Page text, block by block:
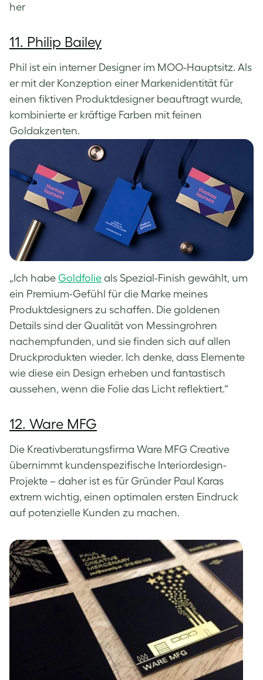
her
11. Philip Bailey
Phil ist ein interner Designer im MOO-Hauptsitz. Als
er mit der Konzeption einer Markenidentität für
einen fiktiven Produktdesigner beauftragt wurde,
kombinierte er kräftige Farben mit feinen
Goldakzenten.
„Ich habe Goldfolie als Spezial-Finish gewählt, um
ein Premium-Gefühl für die Marke meines
Produktdesigners zu schaffen. Die goldenen
Details sind der Qualität von Messingrohren
nachempfunden, und sie finden sich auf allen
Druckprodukten wieder. Ich denke, dass Elemente
wie diese ein Design erheben und fantastisch
aussehen, wenn die Folie das Licht reflektiert.“
12. Ware MFG
Die Kreativberatungsfirma Ware MFG Creative
übernimmt kundenspezifische Interiordesign-
Projekte – daher ist es für Gründer Paul Karas
extrem wichtig, einen optimalen ersten Eindruck
auf potenzielle Kunden zu machen.